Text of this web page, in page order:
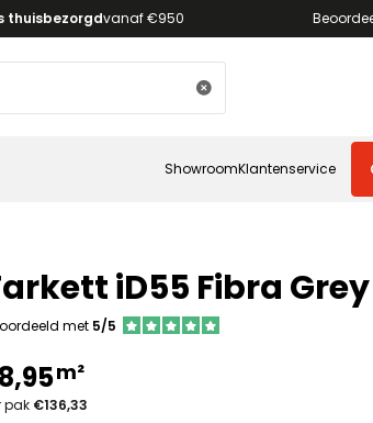
thuisbezorgdvanaf €950
ShowroomKlantenservice
iD55 Fibra
met 5/5
m²
pak €136,33